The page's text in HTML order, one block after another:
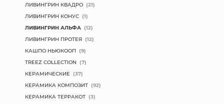
ЛИВИНГРИН КВАДРО (21)
ЛИВИНГРИН КОНУС (1)
ЛИВИНГРИН АЛЬФА (12)
ЛИВИНГРИН ПРОТЕЯ (12)
КАШПО НЬЮКООП (9)
TREEZ COLLECTION (7)
КЕРАМИЧЕСКИЕ (37)
КЕРАМИКА КОМПОЗИТ (92)
КЕРАМИКА ТЕРРАКОТ (3)